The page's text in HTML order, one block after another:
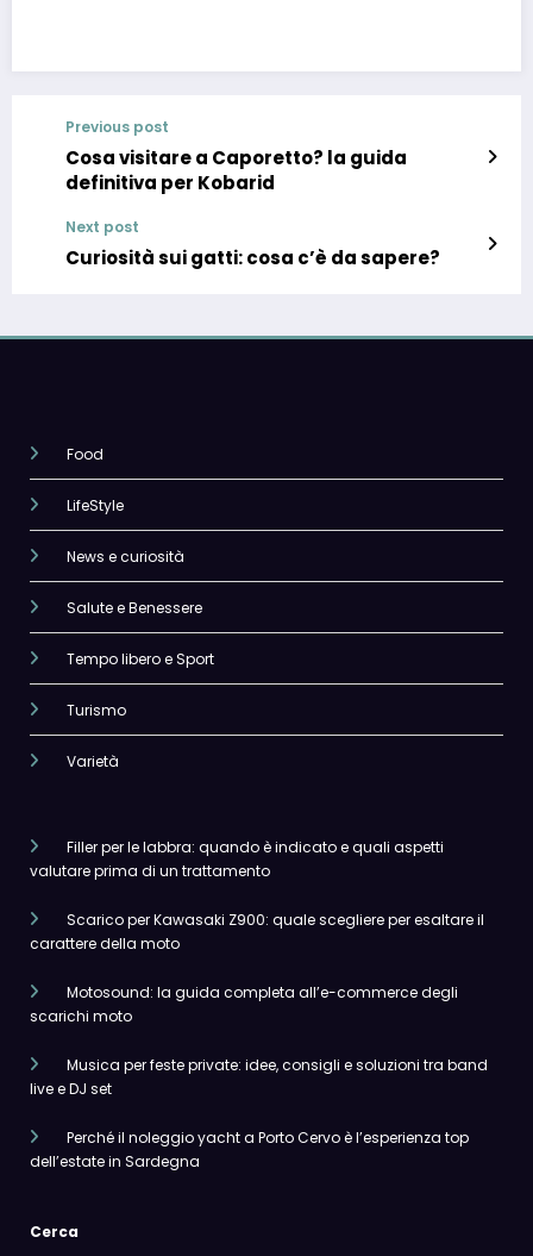
Previous post
Cosa visitare a Caporetto? la guida
definitiva per Kobarid
Next post
Curiosità sui gatti: cosa c’è da sapere?
Food
LifeStyle
News e curiosità
Salute e Benessere
Tempo libero e Sport
Turismo
Varietà
Filler per le labbra: quando è indicato e quali aspetti
valutare prima di un trattamento
Scarico per Kawasaki Z900: quale scegliere per esaltare il
carattere della moto
Motosound: la guida completa all’e-commerce degli
scarichi moto
Musica per feste private: idee, consigli e soluzioni tra band
live e DJ set
Perché il noleggio yacht a Porto Cervo è l’esperienza top
dell’estate in Sardegna
Cerca